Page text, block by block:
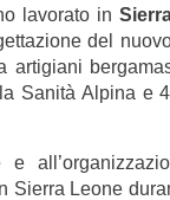
lavorato in
del
Sanità Alpina e
Sierra Leone